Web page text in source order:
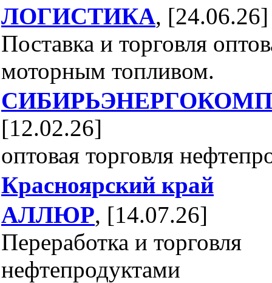
ЛОГИСТИКА, [24.06.26]
Поставка и торговля
моторным топливом.
[12.02.26]
оптовая торговля
Красноярский край
АЛЛЮР, [14.07.26]
Переработка и торговля
нефтепродуктами